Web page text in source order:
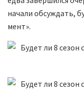
начали обсуждать,
мент».